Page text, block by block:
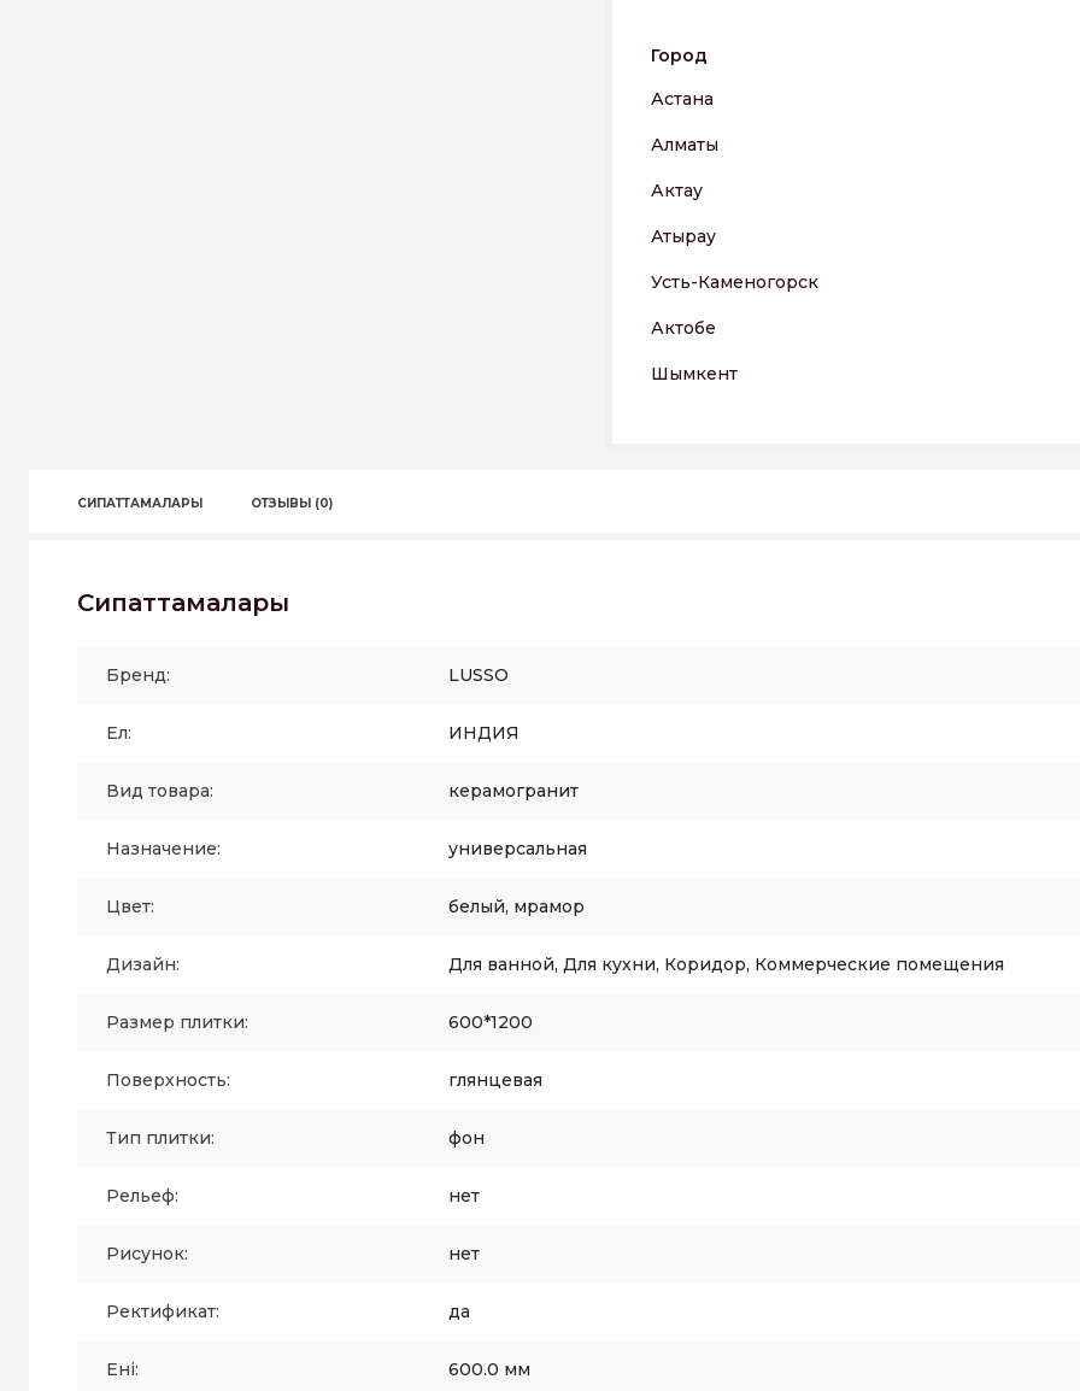
Город
Астана
Алматы
Актау
Атырау
Усть-Каменогорск
Актобе
Шымкент
СИПАТТАМАЛАРЫ ОТЗЫВЫ (0)
Сипаттамалары
Бренд: LUSSO
Ел: ИНДИЯ
Вид товара: керамогранит
Назначение: универсальная
Цвет: белый, мрамор
Дизайн: Для ванной, Для кухни, Коридор, Коммерческие помещения
Размер плитки: 600*1200
Поверхность: глянцевая
Тип плитки: фон
Рельеф: нет
Рисунок: нет
Ректификат: да
Ені: 600.0 мм